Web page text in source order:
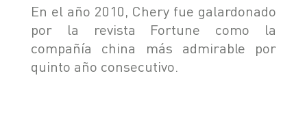
En el año 2010, Chery fue galardonado
por la revista Fortune como la
compañía china más admirable por
quinto año consecutivo.